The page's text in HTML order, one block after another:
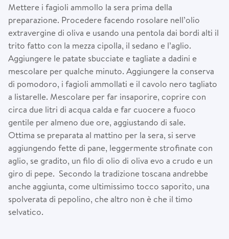
Mettere i fagioli ammollo la sera prima della
preparazione. Procedere facendo rosolare nell’olio
extravergine di oliva e usando una pentola dai bordi alti il
trito fatto con la mezza cipolla, il sedano e l’aglio.
Aggiungere le patate sbucciate e tagliate a dadini e
mescolare per qualche minuto. Aggiungere la conserva
di pomodoro, i fagioli ammollati e il cavolo nero tagliato
a listarelle. Mescolare per far insaporire, coprire con
circa due litri di acqua calda e far cuocere a fuoco
gentile per almeno due ore, aggiustando di sale.
Ottima se preparata al mattino per la sera, si serve
aggiungendo fette di pane, leggermente strofinate con
aglio, se gradito, un filo di olio di oliva evo a crudo e un
giro di pepe. Secondo la tradizione toscana andrebbe
anche aggiunta, come ultimissimo tocco saporito, una
spolverata di pepolino, che altro non è che il timo
selvatico.